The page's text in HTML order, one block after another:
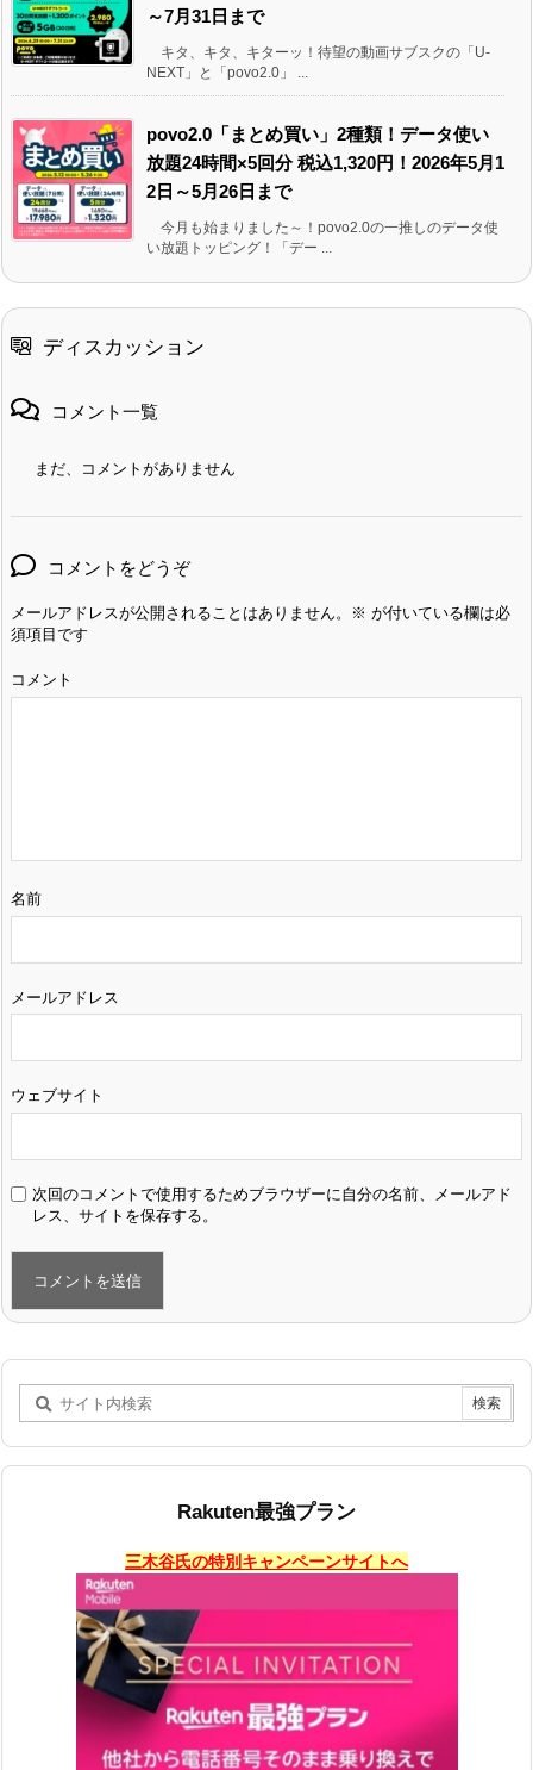
～7月31日まで
キタ、キタ、キターッ！待望の動画サブスクの「U-
NEXT」と「povo2.0」 ...
povo2.0「まとめ買い」2種類！データ使い
放題24時間×5回分 税込1,320円！2026年5月1
2日～5月26日まで
今月も始まりました～！povo2.0の一推しのデータ使
い放題トッピング！「デー ...
ディスカッション
コメント一覧
まだ、コメントがありません
コメントをどうぞ
メールアドレスが公開されることはありません。 ※ が付いている欄は必
須項目です
コメント
名前
メールアドレス
ウェブサイト
次回のコメントで使用するためブラウザーに自分の名前、メールアド
レス、サイトを保存する。
Rakuten最強プラン
三木谷氏の特別キャンペーンサイトへ